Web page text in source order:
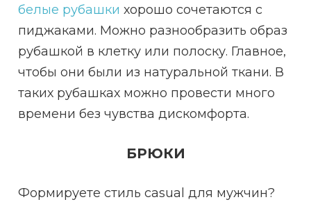
белые рубашки хорошо сочетаются с
пиджаками. Можно разнообразить образ
рубашкой в клетку или полоску. Главное,
чтобы они были из натуральной ткани. В
таких рубашках можно провести много
времени без чувства дискомфорта.
БРЮКИ
Формируете стиль casual для мужчин?